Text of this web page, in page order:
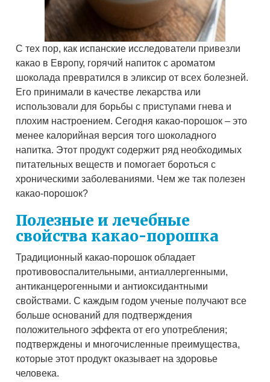
С тех пор, как испанские исследователи привезли
какао в Европу, горячий напиток с ароматом
шоколада превратился в эликсир от всех болезней.
Его принимали в качестве лекарства или
использовали для борьбы с приступами гнева и
плохим настроением. Сегодня какао-порошок – это
менее калорийная версия того шоколадного
напитка. Этот продукт содержит ряд необходимых
питательных веществ и помогает бороться с
хроническими заболеваниями. Чем же так полезен
какао-порошок?
Полезные и лечебные
свойства какао-порошка
Традиционный какао-порошок обладает
противовоспалительными, антиаллергенными,
антиканцерогенными и антиоксидантными
свойствами. С каждым годом ученые получают все
больше оснований для подтверждения
положительного эффекта от его употребления;
подтверждены и многочисленные преимущества,
которые этот продукт оказывает на здоровье
человека.